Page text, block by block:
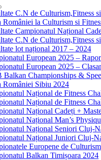
C.N de Culturism,Fitness
României la Culturism si
Campionatul Național
C.N de Culturism,Fitness
lot național 2017 – 2024
European 2025 –
European 2025 –
Balkan Championships &
României Sibiu 2024
Național de Fitness
Național de Fitness
Național Cadeți +
Național Man’s
Național Seniori Cluj-
Național Juniori Cluj-
Europene de
Balkan Timișoara 2024